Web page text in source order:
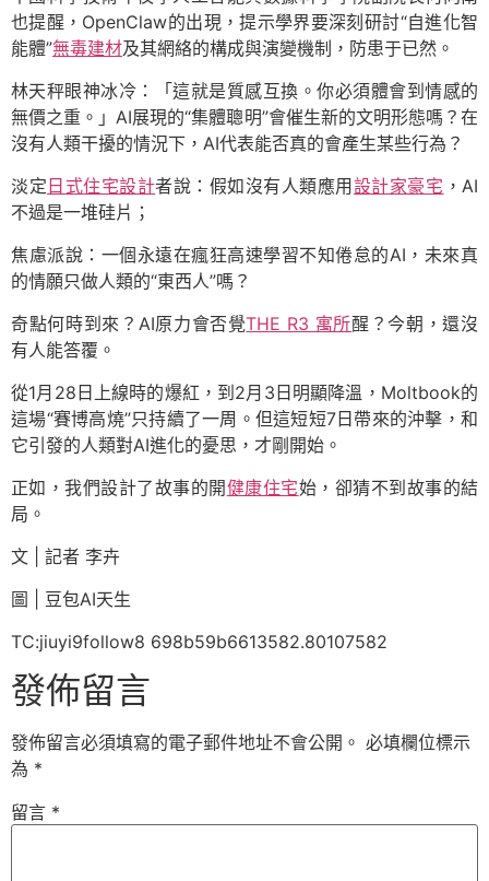
也提醒，OpenClaw的出現，提示學界要深刻研討“自進化智
能體”無毒建材及其網絡的構成與演變機制，防患于已然。
林天秤眼神冰冷：「這就是質感互換。你必須體會到情感的
無價之重。」AI展現的“集體聰明”會催生新的文明形態嗎？在
沒有人類干擾的情況下，AI代表能否真的會產生某些行為？
淡定 日式住宅設計者說：假如沒有人類應用 設計家豪宅 ，AI
不過是一堆硅片；
焦慮派說：一個永遠在瘋狂高速學習不知倦怠的AI，未來真
的情願只做人類的“東西人”嗎？
奇點何時到來？AI原力會否覺THE R3 寓所醒？今朝，還沒
有人能答覆。
從1月28日上線時的爆紅，到2月3日明顯降溫，Moltbook的
這場“賽博高燒”只持續了一周。但這短短7日帶來的沖擊，和
它引發的人類對AI進化的憂思，才剛開始。
正如，我們設計了故事的開健康住宅始，卻猜不到故事的結
局。
文 | 記者 李卉
圖 | 豆包AI天生
TC:jiuyi9follow8 698b59b6613582.80107582
發佈留言
發佈留言必須填寫的電子郵件地址不會公開。 必填欄位標示
為 *
留言 *